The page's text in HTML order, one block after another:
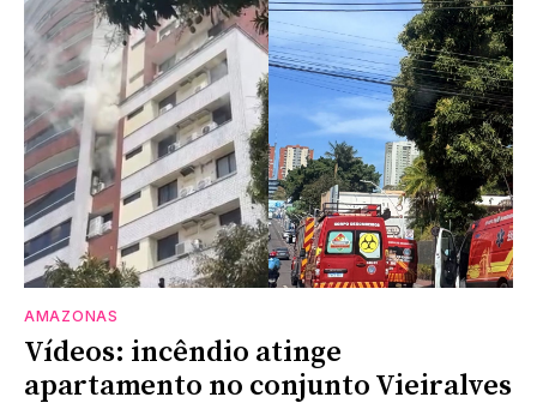
AMAZONAS
Vídeos: incêndio atinge
apartamento no conjunto Vieiralves